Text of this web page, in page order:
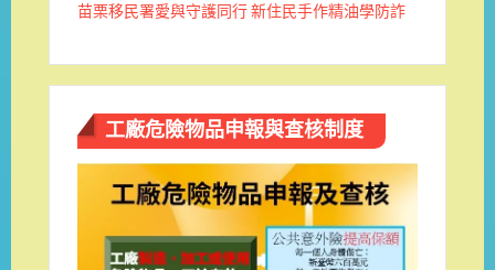
苗栗移民署愛與守護同行 新住民手作精油學防詐
工廠危險物品申報與查核制度